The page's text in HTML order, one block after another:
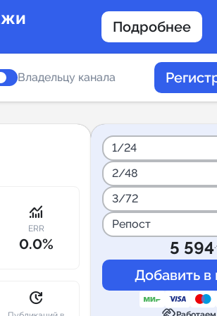
Подробнее
читаемости каналов в
Владельцу канала
monitoring
ERR
0.0%
update
1/24
2/48
3/72
Репост
5 594